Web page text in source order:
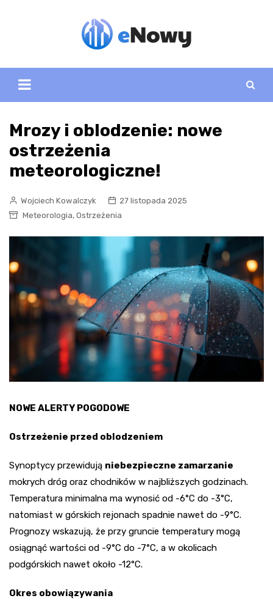
Mrozy i oblodzenie: nowe
ostrzeżenia
meteorologiczne!
Wojciech Kowalczyk
27 listopada 2025
Meteorologia, Ostrzeżenia
NOWE ALERTY POGODOWE
Ostrzeżenie przed oblodzeniem
Synoptycy przewidują niebezpieczne zamarzanie
mokrych dróg oraz chodników w najbliższych godzinach.
Temperatura minimalna ma wynosić od -6°C do -3°C,
natomiast w górskich rejonach spadnie nawet do -9°C.
Prognozy wskazują, że przy gruncie temperatury mogą
osiągnąć wartości od -9°C do -7°C, a w okolicach
podgórskich nawet około -12°C.
Okres obowiązywania